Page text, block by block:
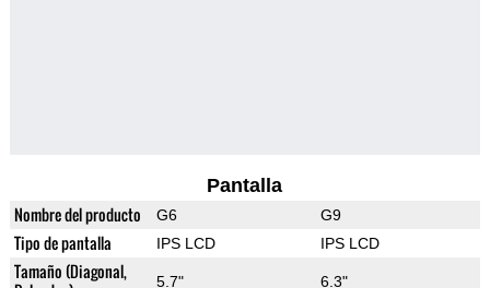
Pantalla
Nombre del producto G6 G9
Tipo de pantalla IPS LCD IPS LCD
Tamaño (Diagonal,
5.7" 6.3"